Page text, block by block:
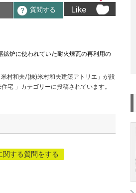
質問する Like
炉に使われていた耐火煉瓦の再利用の
村和夫/(株)米村和夫建築アトリエ」が設
宅 」カテゴリーに投稿されています。
関する質問をする